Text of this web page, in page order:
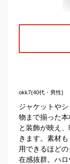
okk7(40代・男性)
ジャケットや
物まで揃った
と装飾が映え
きます。素材
用できるほど
在感抜群。ハ